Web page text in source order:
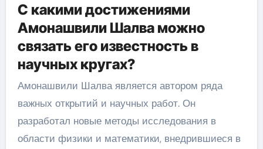
С какими достижениями
Амонашвили Шалва можно
связать его известность в
научных кругах?
Амонашвили Шалва является автором ряда
важных открытий и научных работ. Он
разработал новые методы исследования в
области физики и математики, внедрившиеся в